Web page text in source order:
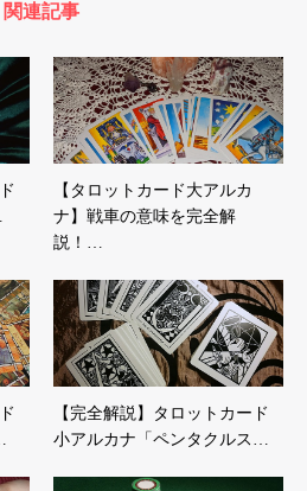
関連記事
【タロットカード大アルカ
ナ】戦車の意味を完全解
説！…
【完全解説】タロットカード
小アルカナ「ペンタクルス…